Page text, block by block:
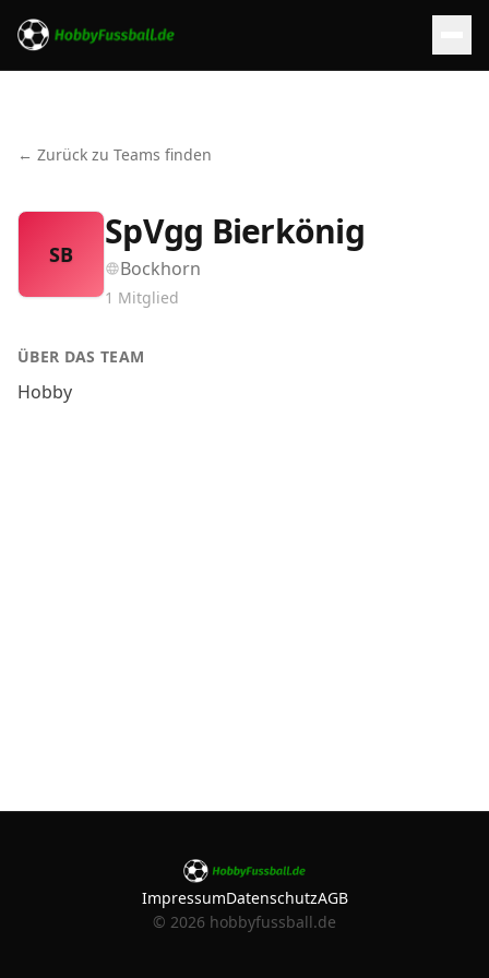
← Zurück zu Teams finden
SB
SpVgg Bierkönig
Bockhorn
1 Mitglied
ÜBER DAS TEAM
Hobby
ImpressumDatenschutzAGB
© 2026 hobbyfussball.de